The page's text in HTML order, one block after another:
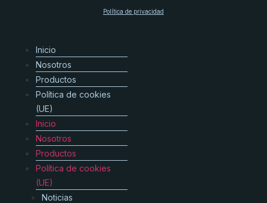
Política de privacidad
Inicio
Nosotros
Productos
Política de cookies
(UE)
Inicio
Nosotros
Productos
Política de cookies
(UE)
Noticias